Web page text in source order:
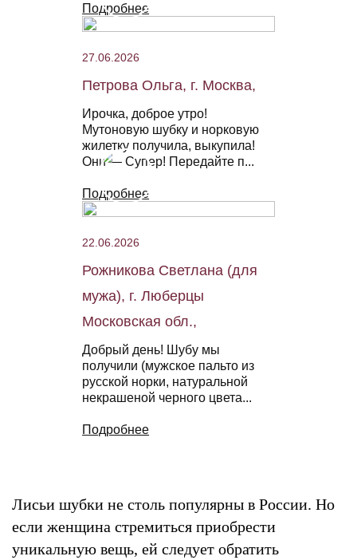
Подробнее
27.06.2026
Петрова Ольга, г. Москва,
Ирочка, доброе утро!
Мутоновую шубку и норковую
жилетку получила, выкупила!
Они — Супер! Передайте п...
Подробнее
22.06.2026
Рожникова Светлана (для
мужа), г. Люберцы
Московская обл.,
Добрый день! Шубу мы
получили (мужское пальто из
русской норки, натуральной
некрашеной черного цвета...
Подробнее
Лисьи шубки не столь популярны в России. Но
если женщина стремиться приобрести
уникальную вещь, ей следует обратить